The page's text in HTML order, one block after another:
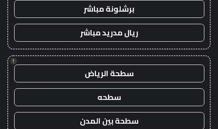
برشلونة مباشر
ريال مدريد مباشر
!
سطحة الرياض
سطحه
سطحة بين المدن